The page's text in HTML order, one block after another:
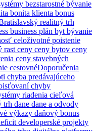
bezstarostné bývanie
bonita klienta bonus
realitný trh
business plán byt bývanie
celoživotné poistenie
rast ceny ceny bytov ceny
ceny stavebných
cestovnéDoporučenia
chyba predávajúceho
chyby
riadenia cieľová
trh dane dane a odvody
výkazy daňový bonus
developerské projekty